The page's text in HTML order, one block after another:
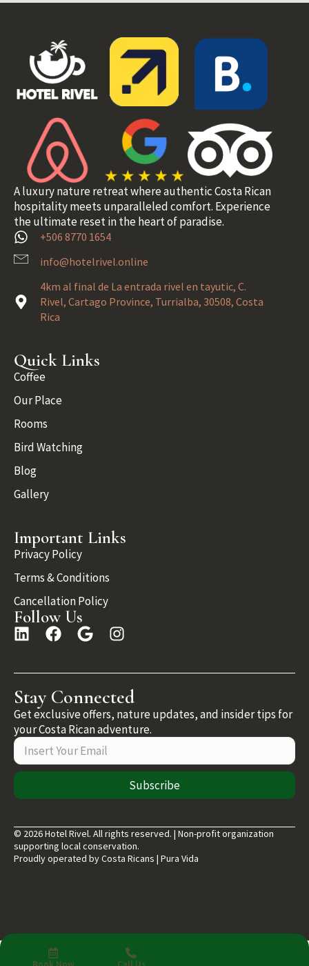
A luxury nature retreat where authentic Costa Rican
hospitality meets unparalleled comfort. Experience
the ultimate reset in the heart of paradise.
+506 8770 1654
info@hotelrivel.online
4km al final de La entrada rivel en tayutic, C.
Rivel, Cartago Province, Turrialba, 30508, Costa
Rica
Quick Links
Coffee
Our Place
Rooms
Bird Watching
Blog
Gallery
Important Links
Privacy Policy
Terms & Conditions
Cancellation Policy
Follow Us
Stay Connected
Get exclusive offers, nature updates, and insider tips for
your Costa Rican adventure.
Subscribe
© 2026 Hotel Rivel. All rights reserved. | Non-profit organization
supporting local conservation.
Proudly operated by Costa Ricans | Pura Vida